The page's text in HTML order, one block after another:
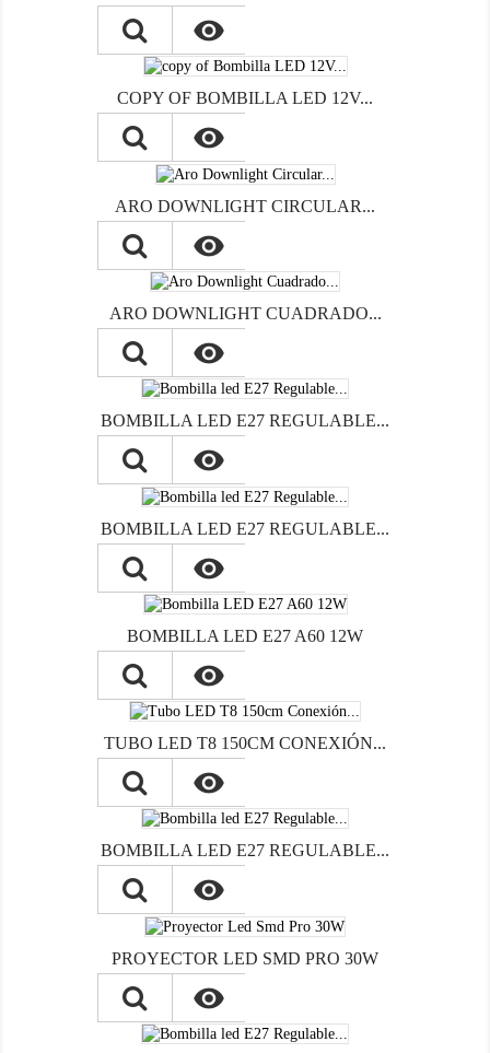

COPY OF BOMBILLA LED 12V...

ARO DOWNLIGHT CIRCULAR...

ARO DOWNLIGHT CUADRADO...

BOMBILLA LED E27 REGULABLE...

BOMBILLA LED E27 REGULABLE...

BOMBILLA LED E27 A60 12W

TUBO LED T8 150CM CONEXIÓN...

BOMBILLA LED E27 REGULABLE...

PROYECTOR LED SMD PRO 30W
